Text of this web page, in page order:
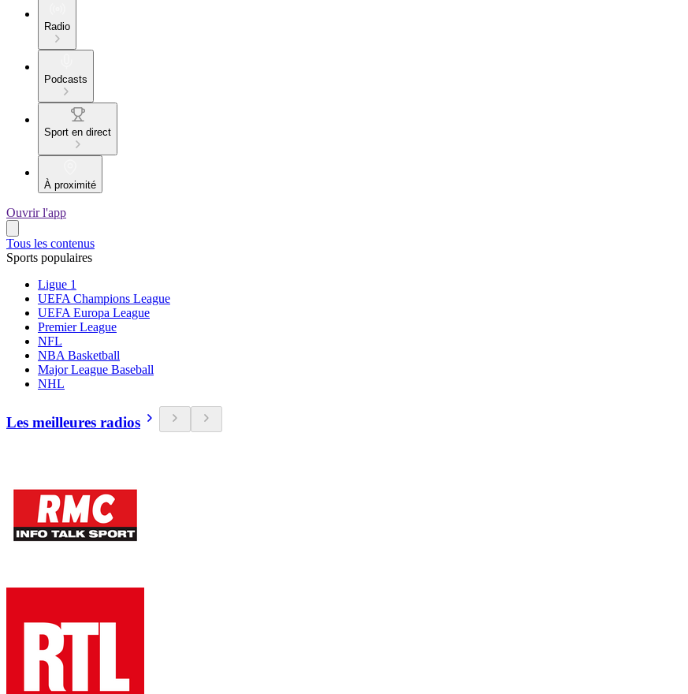
Radio
Podcasts
Sport en direct
À proximité
Ouvrir l'app
Tous les contenus
Sports populaires
Ligue 1
UEFA Champions League
UEFA Europa League
Premier League
NFL
NBA Basketball
Major League Baseball
NHL
Les meilleures radios